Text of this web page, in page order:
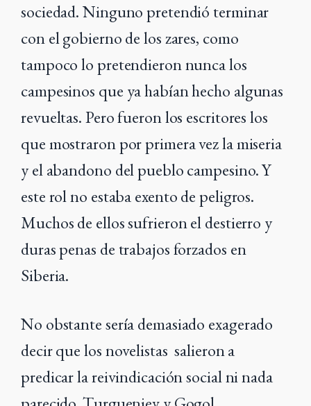
sociedad. Ninguno pretendió terminar
con el gobierno de los zares, como
tampoco lo pretendieron nunca los
campesinos que ya habían hecho algunas
revueltas. Pero fueron los escritores los
que mostraron por primera vez la miseria
y el abandono del pueblo campesino. Y
este rol no estaba exento de peligros.
Muchos de ellos sufrieron el destierro y
duras penas de trabajos forzados en
Siberia.
No obstante sería demasiado exagerado
decir que los novelistas salieron a
predicar la reivindicación social ni nada